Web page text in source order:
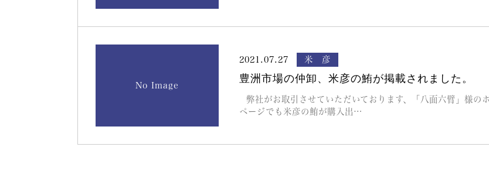
No Image
2021.07.27 米 彦
豊洲市場の仲卸、米彦の鮪が掲載されました。
弊社がお取引させていただいております、「八面六臂」様の
ページでも米彦の鮪が購入出…